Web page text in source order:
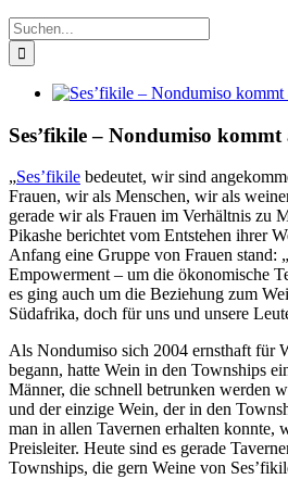
Suche
nach:
Zeige
Bild
Ses’fikile – Nondumiso kommt
„Ses’fikile bedeutet, wir sind
Frauen, wir als Menschen, wir als
gerade wir als Frauen im Verhältnis zu
Pikashe berichtet vom Entstehen ihrer
Anfang eine Gruppe von Frauen stand:
Empowerment – um die ökonomische
es ging auch um die Beziehung zum
Südafrika, doch für uns und unsere
Als Nondumiso sich 2004 ernsthaft für
begann, hatte Wein in den Townships
Männer, die schnell betrunken werden
und der einzige Wein, der in den
man in allen Tavernen erhalten konnte,
Preisleiter. Heute sind es gerade
Townships, die gern Weine von